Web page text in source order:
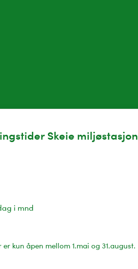
Skeie miljøstasjon
i mnd
er kun åpen mellom 1.mai og 31.august.